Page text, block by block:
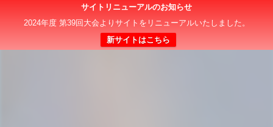
サイトリニューアルのお知らせ
2024年度 第39回大会よりサイトをリニューアルいたしました。
新サイトはこちら
日本クラブユースサッカー選手権（U-15）大会